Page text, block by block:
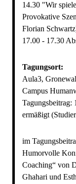
14.30 "Wir
Provokative
Florian
17.00 - 17.30
Tagungsort:
Aula3,
Campus
Tagungsbeitrag:
ermäßigt
im
Humorvolle
Coaching“ von
Ghahari und